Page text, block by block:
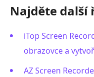
Najděte další
iTop Screen
obrazovce a
AZ Screen